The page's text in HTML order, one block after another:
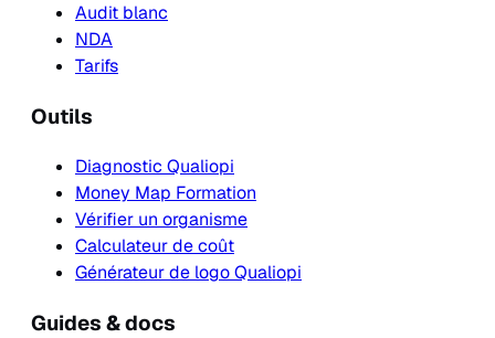
Audit blanc
NDA
Tarifs
Outils
Diagnostic Qualiopi
Money Map Formation
Vérifier un organisme
Calculateur de coût
Générateur de logo Qualiopi
Guides & docs